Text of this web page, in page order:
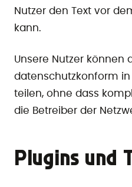
Nutzer den Text vor
kann.
Unsere Nutzer können
datenschutzkonform in
teilen, ohne dass
die Betreiber der
Plugins und